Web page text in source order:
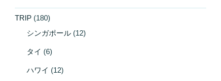
TRIP (180)
シンガポール (12)
タイ (6)
ハワイ (12)